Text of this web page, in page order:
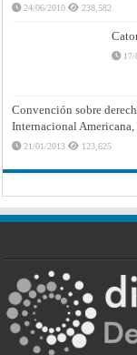
24/06/2010 238,582
Convención sobre
Internacional
21/01/2013 123,625